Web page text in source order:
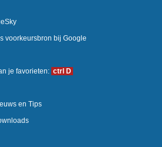
voorkeursbron bij Google
je favorieten: ctrl D
en Tips